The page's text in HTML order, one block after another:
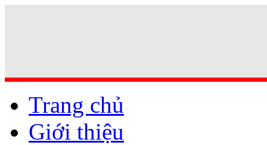
Trang chủ
Giới thiệu